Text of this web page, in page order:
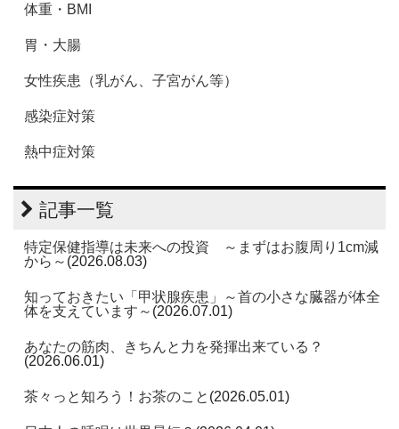
体重・BMI
胃・大腸
女性疾患（乳がん、子宮がん等）
感染症対策
熱中症対策
記事一覧
特定保健指導は未来への投資 ～まずはお腹周り1cm減
から～ (2026.08.03)
知っておきたい「甲状腺疾患」～首の小さな臓器が体全
体を支えています～ (2026.07.01)
あなたの筋肉、きちんと力を発揮出来ている？
(2026.06.01)
茶々っと知ろう！お茶のこと (2026.05.01)